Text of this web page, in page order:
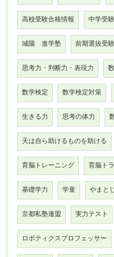
高校受験合格情報 中学受
城陽 進学塾 前期選抜受験
思考力・判断力・表現力
数学検定 数学検定対策
生きる力 思考の体力
天は自ら助けるものを助ける
育脳トレーニング 育脳ト
基礎学力 学童 やまと
京都私塾連盟 実力テスト
ロボティクスプロフェッサー